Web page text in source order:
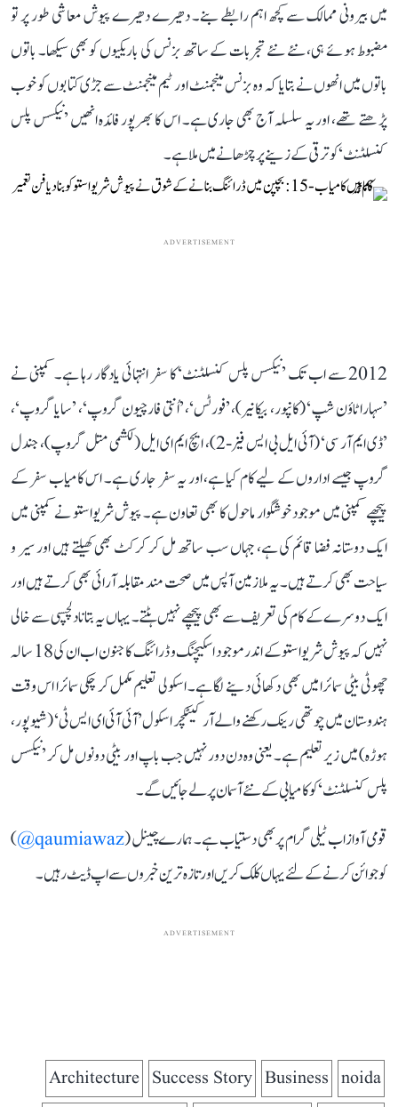
میں بیرونی ممالک سے کچھ اہم رابطے بنے۔ دھیرے دھیرے پیوش معاشی طور پر تو
مضبوط ہوئے ہی، نئے نئے تجربات کے ساتھ بزنس کی باریکیوں کو بھی سیکھا۔ باتوں
باتوں میں انھوں نے بتایا کہ وہ بزنس مینجمنٹ اور ٹیم مینجمنٹ سے جڑی کتابوں کو خوب
پڑھتے تھے، اور یہ سلسلہ آج بھی جاری ہے۔ اس کا بھرپور فائدہ انھیں ’نیکسس پلس
کنسلٹنٹ‘ کو ترقی کے زینے پر چڑھانے میں ملا ہے۔
ADVERTISEMENT
2012 سے اب تک ’نیکسس پلس کنسلٹنٹ‘ کا سفر انتہائی یادگار رہا ہے۔ کمپنی نے
’سہارا ٹاؤن شپ‘ (کانپور، بیکانیر)، ’فورٹس‘، ’اُنتی فارچیون گروپ‘، ’سایا گروپ‘،
’ڈی ایم آر سی‘ (آئی ایل بی ایس فیز-2)، ایچ ایم ای ایل (لکشمی متل گروپ)، جندل
گروپ جیسے اداروں کے لیے کام کیا ہے، اور یہ سفر جاری ہے۔ اس کامیاب سفر کے
پیچھے کمپنی میں موجود خوشگوار ماحول کا بھی تعاون ہے۔ پیوش شریواستو نے کمپنی میں
ایک دوستانہ فضا قائم کی ہے، جہاں سب ساتھ مل کر کرکٹ بھی کھیلتے ہیں اور سیر و
سیاحت بھی کرتے ہیں۔ یہ ملازمین آپس میں صحت مند مقابلہ آرائی بھی کرتے ہیں اور
ایک دوسرے کے کام کی تعریف سے بھی پیچھے نہیں ہٹتے۔ یہاں یہ بتانا دلچسپی سے خالی
نہیں کہ پیوش شریواستو کے اندر موجود اسکیچنگ و ڈرائنگ کا جنون اب ان کی 18 سالہ
چھوٹی بیٹی سمائرا میں بھی دکھائی دینے لگا ہے۔ اسکولی تعلیم مکمل کر چکی سمائرا اس وقت
ہندوستان میں چوتھی رینک رکھنے والے آرکیٹکچر اسکول ’آئی آئی ای ایس ٹی‘ (شیوپور،
ہوڑہ) میں زیر تعلیم ہے۔ یعنی وہ دن دور نہیں جب باپ اور بیٹی دونوں مل کر ’نیکسس
پلس کنسلٹنٹ‘ کو کامیابی کے نئے آسمان پر لے جائیں گے۔
قومی آواز اب ٹیلی گرام پر بھی دستیاب ہے۔ ہمارے چینل (qaumiawaz@
)
کو جوائن کرنے کے لئے یہاں کلک کریں اور تازہ ترین خبروں سے اپ ڈیٹ رہیں۔
ADVERTISEMENT
noida
Business
Success Story
Architecture